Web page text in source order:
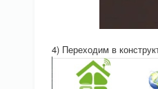
4) Переходим в